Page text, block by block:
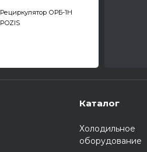
Рециркулятор ОРБ-1Н
POZIS
Каталог
Холодильное
оборудование